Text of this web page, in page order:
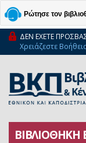
Ρώτησε τον
ΔΕΝ ΕΧΕΤΕ
Χρειάζεστε
ΒΙΒΛΙΟΘΗΚΗ